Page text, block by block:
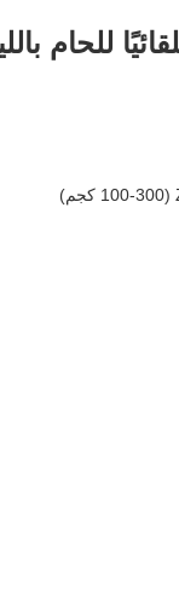
للحام